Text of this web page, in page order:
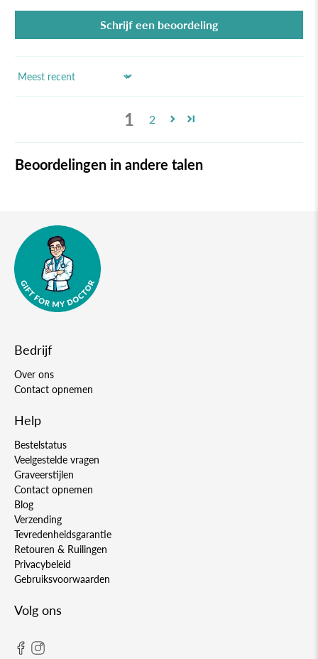
Schrijf een beoordeling
Sort by
1 2
Beoordelingen in andere talen
Bedrijf
Over ons
Contact opnemen
Help
Bestelstatus
Veelgestelde vragen
Graveerstijlen
Contact opnemen
Blog
Verzending
Tevredenheidsgarantie
Retouren & Ruilingen
Privacybeleid
Gebruiksvoorwaarden
Volg ons